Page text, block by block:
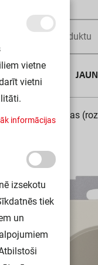
Kontaktligzdas
vietne
vietni
āk informācijas
izsekotu
tiek
un